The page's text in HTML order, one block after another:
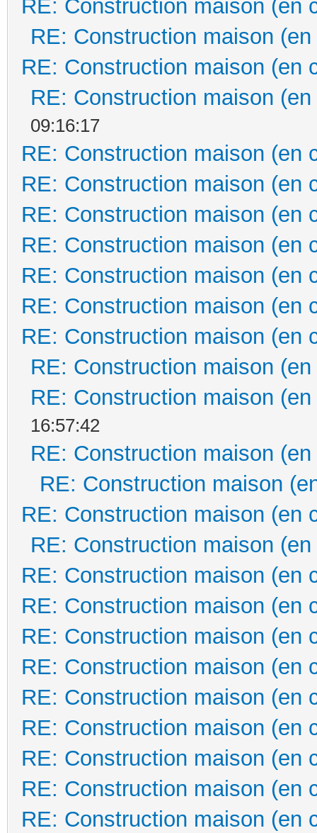
RE: Construction maison (en
RE: Construction maison
RE: Construction maison (en
RE: Construction maison
09:16:17
RE: Construction maison (en
RE: Construction maison (en
RE: Construction maison (en
RE: Construction maison (en
RE: Construction maison (en
RE: Construction maison (en
RE: Construction maison (en
RE: Construction maison
RE: Construction maison
16:57:42
RE: Construction maison
RE: Construction maison
RE: Construction maison (en
RE: Construction maison
RE: Construction maison (en
RE: Construction maison (en
RE: Construction maison (en
RE: Construction maison (en
RE: Construction maison (en
RE: Construction maison (en
RE: Construction maison (en
RE: Construction maison (en
RE: Construction maison (en